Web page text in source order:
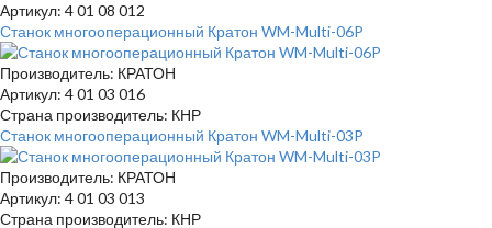
Артикул: 4 01 08 012
Станок многооперационный Кратон WM-Multi-06P
Производитель: КРАТОН
Артикул: 4 01 03 016
Страна производитель: КНР
Станок многооперационный Кратон WM-Multi-03P
Производитель: КРАТОН
Артикул: 4 01 03 013
Страна производитель: КНР